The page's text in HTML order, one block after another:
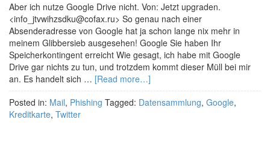
Aber ich nutze Google Drive nicht. Von: Jetzt upgraden.
<info_jtvwihzsdku@cofax.ru> So genau nach einer
Absenderadresse von Google hat ja schon lange nix mehr in
meinem Glibbersieb ausgesehen! Google Sie haben Ihr
Speicherkontingent erreicht Wie gesagt, ich habe mit Google
Drive gar nichts zu tun, und trotzdem kommt dieser Müll bei mir
an. Es handelt sich … [Read more…]
Posted in: Mail, Phishing Tagged: Datensammlung, Google,
Kreditkarte, Twitter